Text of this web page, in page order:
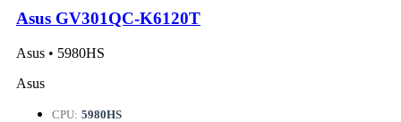
Asus GV301QC-K6120T
Asus • 5980HS
Asus
CPU: 5980HS